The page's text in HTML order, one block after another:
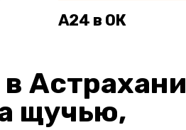
А24 в ОК
Астрахани
щучью,